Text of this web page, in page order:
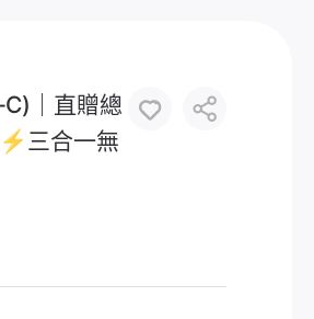
｜直贈總
三合一無